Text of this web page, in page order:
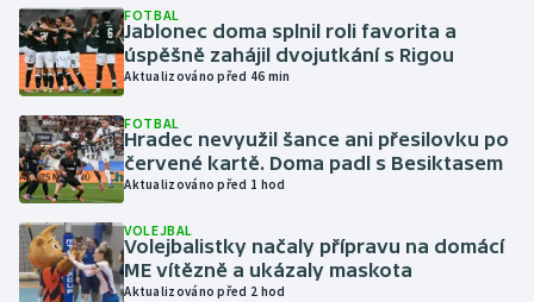
Jezdectví
Judo
Krasobruslení
Lezení
Lyže a snowboard
FOTBAL
Jablonec doma splnil roli favorita a
úspěšně zahájil dvojutkání s Rigou
Aktualizováno před 46 min
FOTBAL
Hradec nevyužil šance ani přesilovku po
červené kartě. Doma padl s Besiktasem
Aktualizováno před 1 hod
VOLEJBAL
Volejbalistky načaly přípravu na domácí
ME vítězně a ukázaly maskota
Aktualizováno před 2 hod